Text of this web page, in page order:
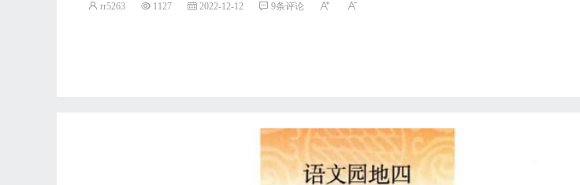
rr5263 1127 2022-12-12 9条评论